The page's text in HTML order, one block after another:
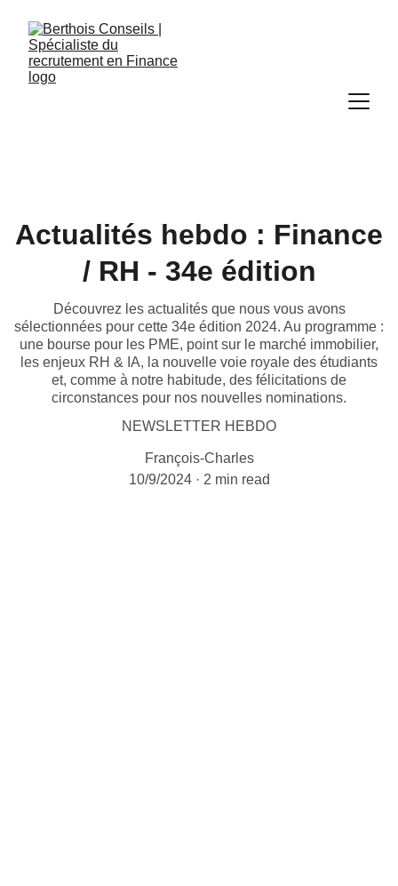
Actualités hebdo : Finance
/ RH - 34e édition
Découvrez les actualités que nous vous avons
sélectionnées pour cette 34e édition 2024. Au programme :
une bourse pour les PME, point sur le marché immobilier,
les enjeux RH & IA, la nouvelle voie royale des étudiants
et, comme à notre habitude, des félicitations de
circonstances pour nos nouvelles nominations.
NEWSLETTER HEBDO
François-Charles
10/9/2024
2 min read